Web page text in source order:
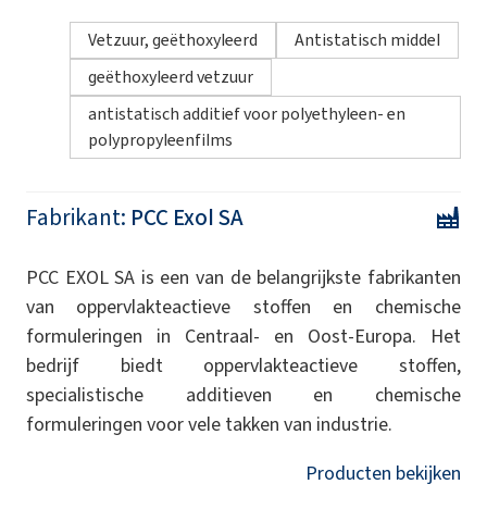
Vetzuur, geëthoxyleerd
Antistatisch middel
geëthoxyleerd vetzuur
antistatisch additief voor polyethyleen- en
polypropyleenfilms
Fabrikant: PCC Exol SA
PCC EXOL SA is een van de belangrijkste fabrikanten
van oppervlakteactieve stoffen en chemische
formuleringen in Centraal- en Oost-Europa. Het
bedrijf biedt oppervlakteactieve stoffen,
specialistische additieven en chemische
formuleringen voor vele takken van industrie.
Producten bekijken